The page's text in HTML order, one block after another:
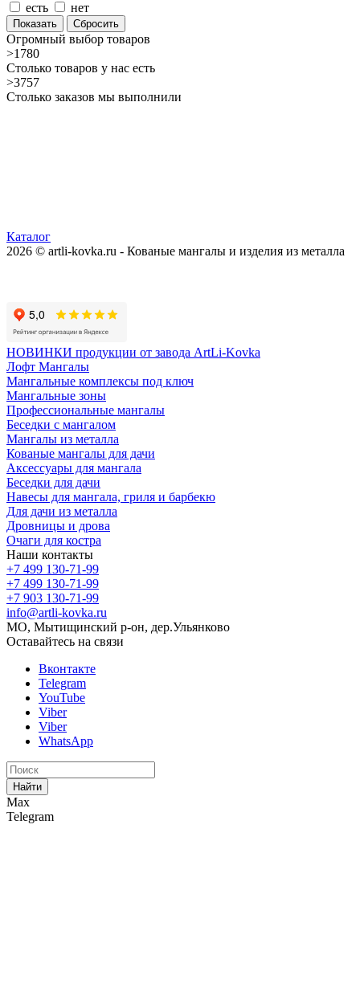
есть
нет
Сбросить
Огромный выбор товаров
>1780
Столько товаров у нас есть
>3757
Столько заказов мы выполнили
Каталог
2026 © artli-kovka.ru - Кованые мангалы и изделия из металла
НОВИНКИ продукции от завода ArtLi-Kovka
Лофт Мангалы
Мангальные комплексы под ключ
Мангальные зоны
Профессиональные мангалы
Беседки с мангалом
Мангалы из металла
Кованые мангалы для дачи
Аксессуары для мангала
Беседки для дачи
Навесы для мангала, гриля и барбекю
Для дачи из металла
Дровницы и дрова
Очаги для костра
Наши контакты
+7 499 130-71-99
+7 499 130-71-99
+7 903 130-71-99
info@artli-kovka.ru
МО, Мытищинский р-он, дер.Ульянково
Оставайтесь на связи
Вконтакте
Telegram
YouTube
Viber
Viber
WhatsApp
Найти
Max
Telegram